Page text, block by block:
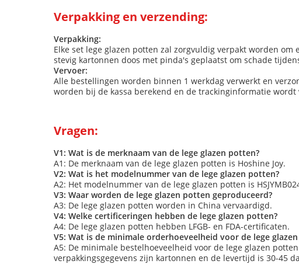
Verpakking en verzending:
Verpakking:
Elke set lege glazen potten zal zorgvuldig verpakt worden
stevig kartonnen doos met pinda's geplaatst om schade
Vervoer:
Alle bestellingen worden binnen 1 werkdag verwerkt en
worden bij de kassa berekend en de trackinginformatie
Vragen:
V1: Wat is de merknaam van de lege glazen potten?
A1: De merknaam van de lege glazen potten is Hoshine Joy.
V2: Wat is het modelnummer van de lege glazen potten?
A2: Het modelnummer van de lege glazen potten is
V3: Waar worden de lege glazen potten geproduceerd?
A3: De lege glazen potten worden in China vervaardigd.
V4: Welke certificeringen hebben de lege glazen potten?
A4: De lege glazen potten hebben LFGB- en FDA-certificaten.
V5: Wat is de minimale orderhoeveelheid voor de lege
A5: De minimale bestelhoeveelheid voor de lege glazen
verpakkingsgegevens zijn kartonnen en de levertijd is 30-45